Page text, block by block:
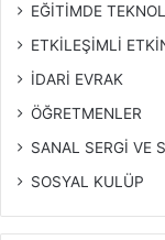
EĞİTİMDE
ETKİLEŞİMLİ
İDARİ EVRAK
ÖĞRETMENLER
SANAL SERGİ VE
SOSYAL KULÜP